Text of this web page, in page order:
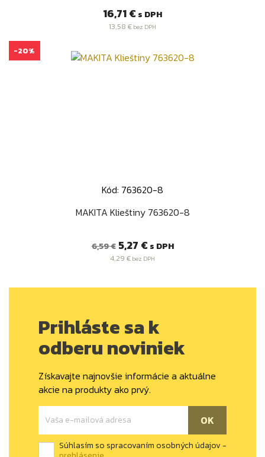
Cena
16,71 € s DPH
13,58 € bez DPH
Kód: 763620-8
MAKITA Klieštiny 763620-8
Bežná
cena
6,59 € Cena
5,27 € s DPH
4,29 € bez DPH
-20%
Prihláste sa k
odberu noviniek
Získavajte najnovšie informácie a aktuálne
akcie na produkty ako prvý.
Súhlasím so spracovaním osobných údajov -